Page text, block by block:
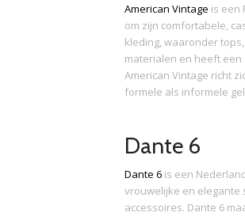
American Vintage is een
om zijn comfortabele,
kleding, waaronder
materialen en heeft een
American Vintage richt
formele als informele
Dante 6
Dante 6 is een
vrouwelijke en elegante
accessoires. Dante 6